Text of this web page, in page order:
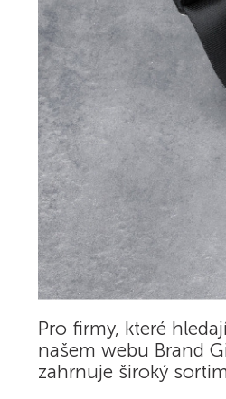
Pro firmy, které
našem webu Brand
zahrnuje široký